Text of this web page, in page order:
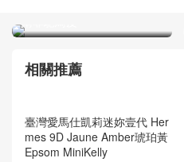
相關推薦
臺灣愛馬仕凱莉迷妳壹代 Her
mes 9D Jaune Amber琥珀黃
Epsom MiniKelly